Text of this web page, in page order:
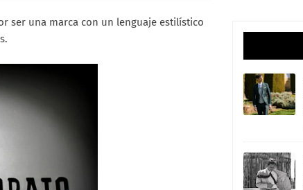
ser una marca con un lenguaje estilístico